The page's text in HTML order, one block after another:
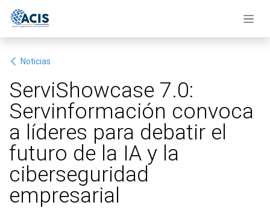
Noticias
ServiShowcase 7.0:
Servinformación convoca
a líderes para debatir el
futuro de la IA y la
ciberseguridad
empresarial